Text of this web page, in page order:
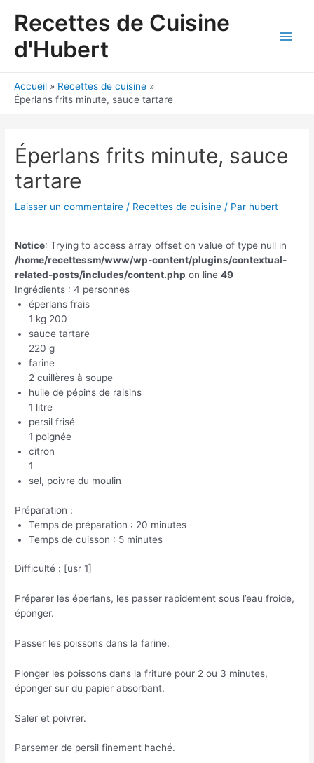
Recettes de Cuisine
d'Hubert
Accueil
Recettes de cuisine
Éperlans frits minute, sauce tartare
Éperlans frits minute, sauce
tartare
Laisser un commentaire / Recettes de cuisine / Par hubert
Notice: Trying to access array offset on value of type null in
/home/recettessm/www/wp-content/plugins/contextual-
related-posts/includes/content.php on line49
Ingrédients : 4 personnes
éperlans frais
1 kg 200
sauce tartare
220 g
farine
2 cuillères à soupe
huile de pépins de raisins
1 litre
persil frisé
1 poignée
citron
1
sel, poivre du moulin
Préparation :
Temps de préparation : 20 minutes
Temps de cuisson : 5 minutes
Difficulté : [usr 1]
Préparer les éperlans, les passer rapidement sous l’eau froide,
éponger.
Passer les poissons dans la farine.
Plonger les poissons dans la friture pour 2 ou 3 minutes,
éponger sur du papier absorbant.
Saler et poivrer.
Parsemer de persil finement haché.